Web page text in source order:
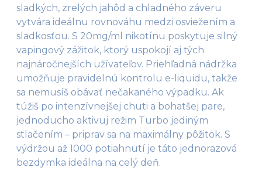
sladkých, zrelých jahôd a chladného záveru
vytvára ideálnu rovnováhu medzi osviežením a
sladkosťou. S 20mg/ml nikotínu poskytuje silný
vapingový zážitok, ktorý uspokojí aj tých
najnáročnejších užívateľov. Priehľadná nádržka
umožňuje pravidelnú kontrolu e-liquidu, takže
sa nemusíš obávať nečakaného výpadku. Ak
túžiš po intenzívnejšej chuti a bohatšej pare,
jednoducho aktivuj režim Turbo jediným
stlačením – priprav sa na maximálny pôžitok. S
výdržou až 1000 potiahnutí je táto jednorazová
bezdymka ideálna na celý deň.